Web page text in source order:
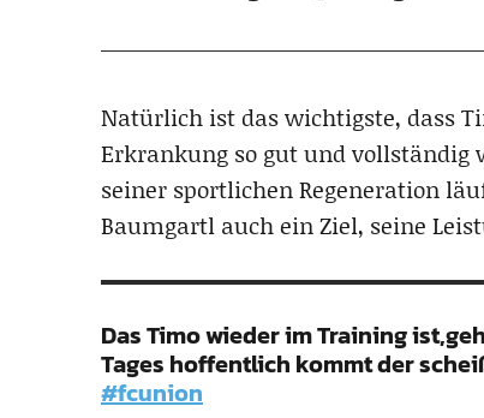
Natürlich ist das wichtigste, dass
Erkrankung so gut und
seiner sportlichen Regeneration
Baumgartl auch ein Ziel, seine
Das Timo wieder im Training
Tages hoffentlich kommt der
#fcunion